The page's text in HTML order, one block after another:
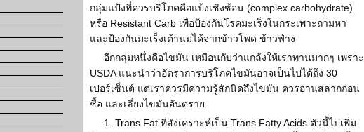
กลุ่มแป้งที่ควรบริโภคคือแป้งเชิงซ้อน (complex carbohydrate)
หรือ Resistant Carb เพื่อป้องกันโรคมะเร็งในกระเพาะถามหา
และป้องกันมะเร็งเต้านมได้จากข้าวโพด ข้าวฟ่าง
อีกกลุ่มหนึ่งคือไขมัน เหมือนกับว่าแกล้งให้เราทานมากๆ เพราะ
USDA แนะนำว่าอัตราการบริโภคไขมันอาจเป็นไปได้ถึง 30
เปอร์เซ็นต์ แต่เราควรมีความรู้สักนิดถึงไขมัน ควรอ่านสลากก่อน
ซื้อ และเลี่ยงไขมันอันตราย
1. Trans Fat ที่สังเคราะห์เป็น Trans Fatty Acids ตัวนี้ไปเพิ่ม